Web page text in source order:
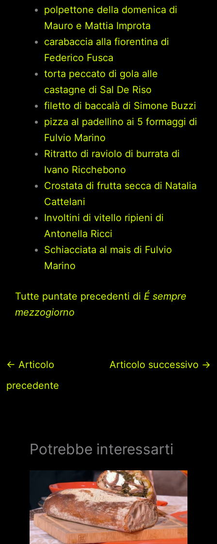
polpettone della domenica di
Mauro e Mattia Improta
carabaccia alla fiorentina di
Federico Fusca
torta peccato di gola alle
castagne di Sal De Riso
filetto di baccalà di Simone Buzzi
pizza al padellino ai 5 formaggi di
Fulvio Marino
Ritratto di raviolo di burrata di
Ivano Ricchebono
Crostata di frutta secca di Natalia
Cattelani
Involtini di vitello ripieni di
Antonella Ricci
Schiacciata al mais di Fulvio
Marino
Tutte puntate precedenti di É sempre
mezzogiorno
← Articolo
precedente
Articolo successivo →
Potrebbe interessarti